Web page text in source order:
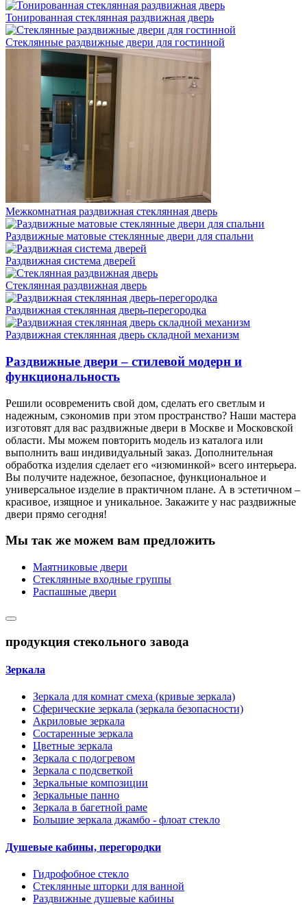
Тонированная стеклянная раздвижная дверь
Стеклянные раздвижные двери для гостинной
Межкомнатная раздвижная стеклянная дверь
Раздвижные матовые стеклянные двери для спальни
Раздвижная система дверей
Стеклянная раздвижная дверь
Раздвижная стеклянная дверь-перегородка
Раздвижная стеклянная дверь складной механизм
Раздвижные двери – стилевой модерн и
функциональность
Решили осовременить свой дом, сделать его светлым и
надежным, сэкономив при этом пространство? Наши мастера
изготовят для вас раздвижные двери в Москве и Московской
области. Мы можем повторить модель из каталога или
выполнить ваш индивидуальный заказ. Дополнительная
обработка изделия сделает его «изюминкой» всего интерьера.
Вы получите надежное, безопасное, функциональное и
универсальное изделие в практичном плане. А в эстетичном –
красивое, изящное и уникальное. Закажите у нас раздвижные
двери прямо сегодня!
Мы так же можем вам предложить
Маятниковые двери
Стеклянные входные группы
Распашные двери
продукция стекольного завода
Зеркала
Зеркала для комнат смеха (кривые зеркала)
Сферические зеркала (зеркала безопасности)
Акриловые зеркала
Состаренные зеркала
Цветные зеркала
Зеркала с подогревом
Зеркала с подсветкой
Зеркальные композиции
Зеркальные панно
Зеркала в багетной раме
Большие зеркала джамбо - флоат стекло
Душевые кабины, перегородки
Гидрофобное стекло
Стеклянные шторки для ванной
Раздвижные душевые кабины